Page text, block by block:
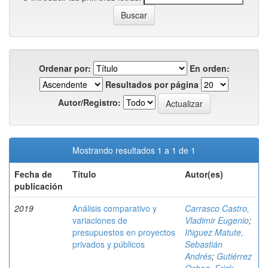
Ordenar por:
En orden:
Resultados por página
Autor/Registro:
Mostrando resultados 1 a 1 de 1
Fecha de
publicación
Título Autor(es)
2019
Análisis comparativo y
variaciones de
presupuestos en proyectos
privados y públicos
Carrasco Castro,
Vladimir Eugenio;
Iñiguez Matute,
Sebastián
Andrés; Gutiérrez